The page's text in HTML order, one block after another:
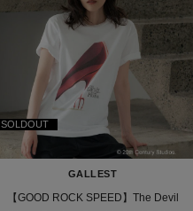
SOLDOUT
GALLEST
【GOOD ROCK SPEED】The Devil